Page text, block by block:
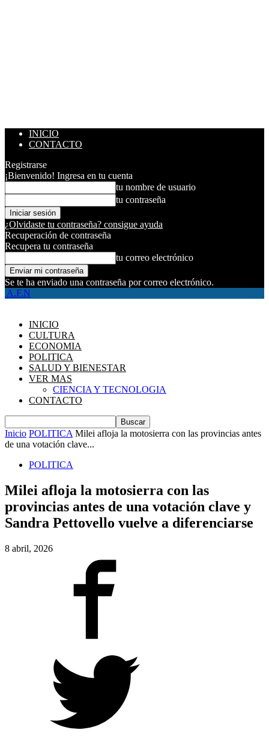
INICIO
CONTACTO
Registrarse
¡Bienvenido! Ingresa en tu cuenta
tu nombre de usuario
tu contraseña
¿Olvidaste tu contraseña? consigue ayuda
Recuperación de contraseña
Recupera tu contraseña
tu correo electrónico
Se te ha enviado una contraseña por correo electrónico.
A.F.N
INICIO
CULTURA
ECONOMIA
POLITICA
SALUD Y BIENESTAR
VER MAS
CIENCIA Y TECNOLOGIA
CONTACTO
Inicio POLITICA Milei afloja la motosierra con las provincias antes
de una votación clave...
POLITICA
Milei afloja la motosierra con las
provincias antes de una votación clave y
Sandra Pettovello vuelve a diferenciarse
8 abril, 2026